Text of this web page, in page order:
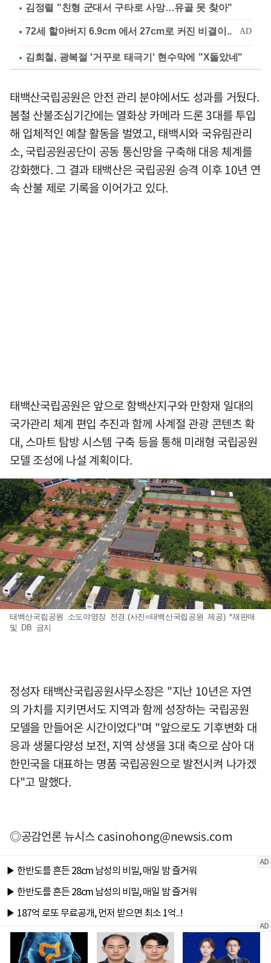
김정렬 "친형 군대서 구타로 사망…유골 못 찾아"
김희철, 광복절 '거꾸로 태극기' 현수막에 "X돌았네"
태백산국립공원은 안전 관리 분야에서도 성과를 거뒀다.
봄철 산불조심기간에는 열화상 카메라 드론 3대를 투입
해 입체적인 예찰 활동을 벌였고, 태백시와 국유림관리
소, 국립공원공단이 공동 통신망을 구축해 대응 체계를
강화했다. 그 결과 태백산은 국립공원 승격 이후 10년 연
속 산불 제로 기록을 이어가고 있다.
태백산국립공원은 앞으로 함백산지구와 만항재 일대의
국가관리 체계 편입 추진과 함께 사계절 관광 콘텐츠 확
대, 스마트 탐방 시스템 구축 등을 통해 미래형 국립공원
모델 조성에 나설 계획이다.
태백산국립공원 소도야영장 전경.(사진=태백산국립공원 제공) *재판매
및 DB 금지
정성자 태백산국립공원사무소장은 "지난 10년은 자연
의 가치를 지키면서도 지역과 함께 성장하는 국립공원
모델을 만들어온 시간이었다"며 "앞으로도 기후변화 대
응과 생물다양성 보전, 지역 상생을 3대 축으로 삼아 대
한민국을 대표하는 명품 국립공원으로 발전시켜 나가겠
다"고 말했다.
◎공감언론 뉴시스casinohong@newsis.com